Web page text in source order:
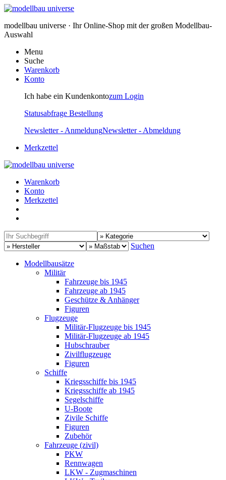
modellbau universe · Ihr Online-Shop mit der großen Modellbau-
Auswahl
Menu
Suche
Warenkorb
Konto
Ich habe ein Kundenkontozum Login
Statusabfrage Bestellung
Newsletter - AnmeldungNewsletter - Abmeldung
Merkzettel
Warenkorb
Konto
Merkzettel
Suchen
Modellbausätze
Militär
Fahrzeuge bis 1945
Fahrzeuge ab 1945
Geschütze & Anhänger
Figuren
Flugzeuge
Militär-Flugzeuge bis 1945
Militär-Flugzeuge ab 1945
Hubschrauber
Zivilflugzeuge
Figuren
Schiffe
Kriegsschiffe bis 1945
Kriegsschiffe ab 1945
Segelschiffe
U-Boote
Zivile Schiffe
Figuren
Zubehör
Fahrzeuge (zivil)
PKW
Rennwagen
LKW - Zugmaschinen